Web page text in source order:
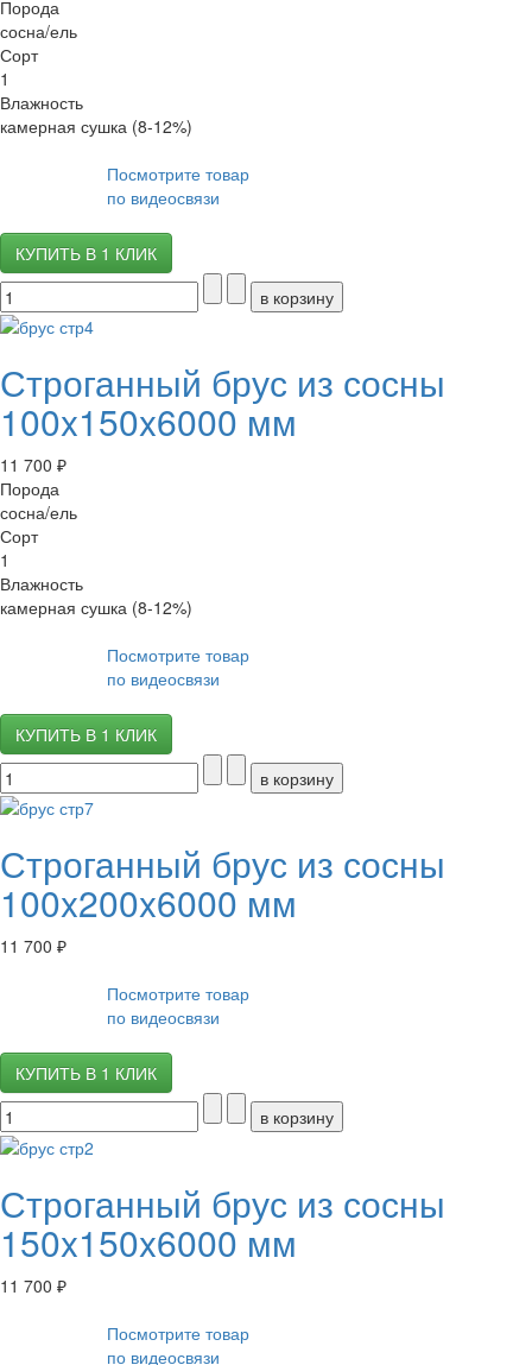
Порода
сосна/ель
Сорт
1
Влажность
камерная сушка (8-12%)
Посмотрите товар
по видеосвязи
КУПИТЬ В 1 КЛИК
Строганный брус из сосны
100x150x6000 мм
11 700 ₽
Порода
сосна/ель
Сорт
1
Влажность
камерная сушка (8-12%)
Посмотрите товар
по видеосвязи
КУПИТЬ В 1 КЛИК
Строганный брус из сосны
100x200x6000 мм
11 700 ₽
Посмотрите товар
по видеосвязи
КУПИТЬ В 1 КЛИК
Строганный брус из сосны
150x150x6000 мм
11 700 ₽
Посмотрите товар
по видеосвязи